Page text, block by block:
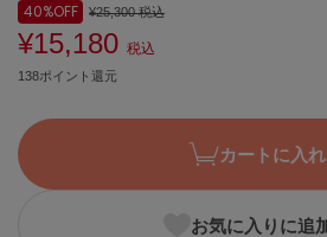
Ballelite
バレリット
バンドリヤー
Barbour
バブアー
40%OFF ¥25,300税込
¥15,180 税込
138ポイント還元
カートに入
お気に入りに追